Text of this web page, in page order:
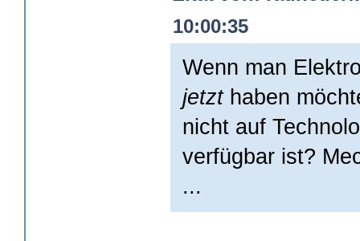
10:00:35
Wenn man
jetzthaben
nicht auf
verfügbar ist?
...